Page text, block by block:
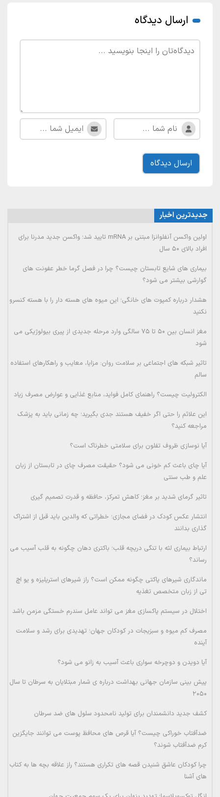
ارسال دیدگاه
جدیدترین اخبار
اولین واکسن آنفلوانزا مبتنی بر mRNA تایید شد؛ واکسن جدید مدرنا برای
افراد بالای ۵۰ سال
بیماری های شایع تابستان چیست؟ چرا در فصل گرما خطر عفونت های
گوارشی بیشتر می شود؟
هشدار درباره کمپوت های خانگی؛ این میوه های هسته دار را با هسته کنسرو
نکنید
مغز انسان بین ۵۰ تا ۷۵ سالگی وارد مرحله جدیدی از پیری بیولوژیکی می
شود
تاثیر شبکه های اجتماعی بر سلامت روان: مزایا، معایب و راهکارهای استفاده
سالم
الکترولیت چیست؟ راهنمای کامل فواید، منابع غذایی و عوارض مصرف زیاد
این علائم را حتی اگر خفیف هستند جدی بگیرید؛ چه زمانی باید به پزشک
مراجعه کنید؟
آیا نوسازی ظروف تفلون برای سلامتی خطرناک است؟
آیا چای باعث کم خونی می شود؟ حقیقت مصرف چای در تابستان از زبان
علم و طب سنتی
تاثیر گرمای شدید بر مغز؛ کاهش تمرکز، حافظه و قدرت تصمیم گیری
انتشار عکس کودک در فضای مجازی؛ خطراتی که والدین باید قبل از اشتراک
گذاری بدانند
ارتباط بیماری لثه با تنگی دریچه قلب؛ باکتری دهان چگونه به قلب آسیب می
رساند؟
ماندگاری شیرهای پاکتی چگونه ممکن است؟ راز شیرهای استریلیزه و یو اچ
تی از زبان متخصص تغذیه
اختلال در سیستم پاکسازی مغز می تواند عامل سندرم خستگی مزمن باشد
مصرف کم میوه و سبزیجات در کودکان جهان؛ تهدیدی برای رشد و سلامت
آینده
آیا دویدن و دوچرخه سواری باعث آسیب به زانو می شود؟
پیش بینی سازمان جهانی بهداشت درباره ی شمار مبتلایان به سرطان تا سال
۲۰۵۰
کشف جدید دانشمندان برای تولید نامحدود سلول های ضد سرطان
ضدآفتاب خوراکی چیست؟ آیا قرص های محافظ پوست می توانند جایگزین
کرم ضدآفتاب شوند؟
چرا کودکان عاشق شنیدن قصه های تکراری هستند؟ راز علاقه بچه ها به کتاب
های آشنا